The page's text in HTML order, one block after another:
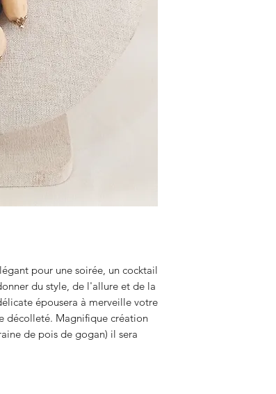
pour une soirée, un cocktail
du style, de l'allure et de la
épousera à merveille votre
décolleté. Magnifique création
de pois de gogan) il sera